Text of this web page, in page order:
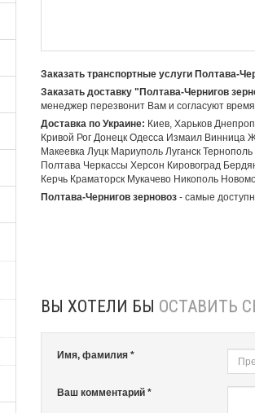
Заказать транспортные услуги Полтава-
Заказать доставку "Полтава-Чернигов
менеджер перезвонит Вам и согласуют
Доставка по Украине: Киев, Харьков
Кривой Рог Донецк Одесса Измаил Винница
Макеевка Луцк Мариуполь Луганск
Полтава Черкассы Херсон Кировоград
Керчь Краматорск Мукачево Никополь
Полтава-Чернигов зерновоз- самые
ВЫ ХОТЕЛИ БЫ ОСТАВИТЬ
Имя, фамилия *
Ваш комментарий *